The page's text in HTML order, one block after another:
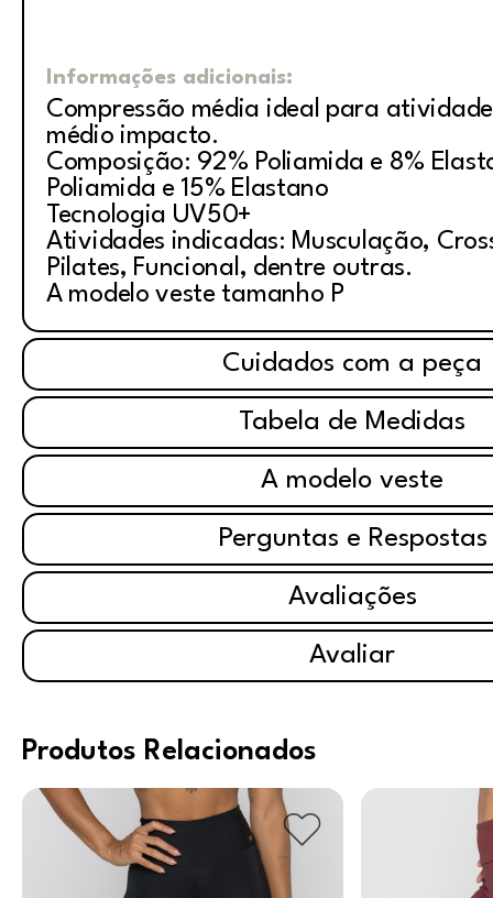
Informações adicionais:
Compressão média ideal para
médio impacto.
Composição: 92% Poliamida e 8%
Poliamida e 15% Elastano
Tecnologia UV50+
Atividades indicadas: Musculação,
Pilates, Funcional, dentre outras.
A modelo veste tamanho P
Cuidados com a peça
Tabela de Medidas
A modelo veste
Perguntas e Respostas
Avaliações
Avaliar
Produtos Relacionados